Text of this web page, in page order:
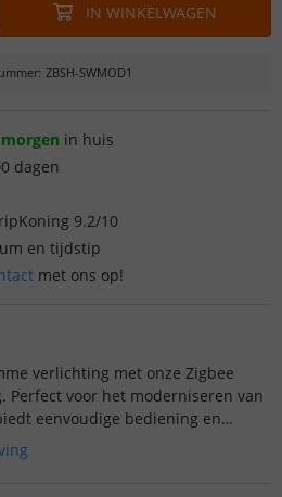
IN WINKELWAGEN
: ZBSH-SWMOD1
morgen in huis
dagen
9.2/10
en tijdstip
met ons op!
verlichting met onze Zigbee
Perfect voor het moderniseren van
eenvoudige bediening en